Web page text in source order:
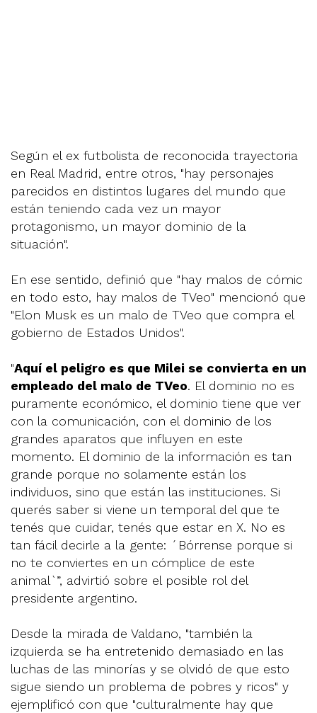
Según el ex futbolista de reconocida trayectoria
en Real Madrid, entre otros, "hay personajes
parecidos en distintos lugares del mundo que
están teniendo cada vez un mayor
protagonismo, un mayor dominio de la
situación".
En ese sentido, definió que "hay malos de cómic
en todo esto, hay malos de TVeo" mencionó que
"Elon Musk es un malo de TVeo que compra el
gobierno de Estados Unidos".
"Aquí el peligro es que Milei se convierta en un
empleado del malo de TVeo. El dominio no es
puramente económico, el dominio tiene que ver
con la comunicación, con el dominio de los
grandes aparatos que influyen en este
momento. El dominio de la información es tan
grande porque no solamente están los
individuos, sino que están las instituciones. Si
querés saber si viene un temporal del que te
tenés que cuidar, tenés que estar en X. No es
tan fácil decirle a la gente: ´Bórrense porque si
no te conviertes en un cómplice de este
animal`”, advirtió sobre el posible rol del
presidente argentino.
Desde la mirada de Valdano, "también la
izquierda se ha entretenido demasiado en las
luchas de las minorías y se olvidó de que esto
sigue siendo un problema de pobres y ricos" y
ejemplificó con que "culturalmente hay que